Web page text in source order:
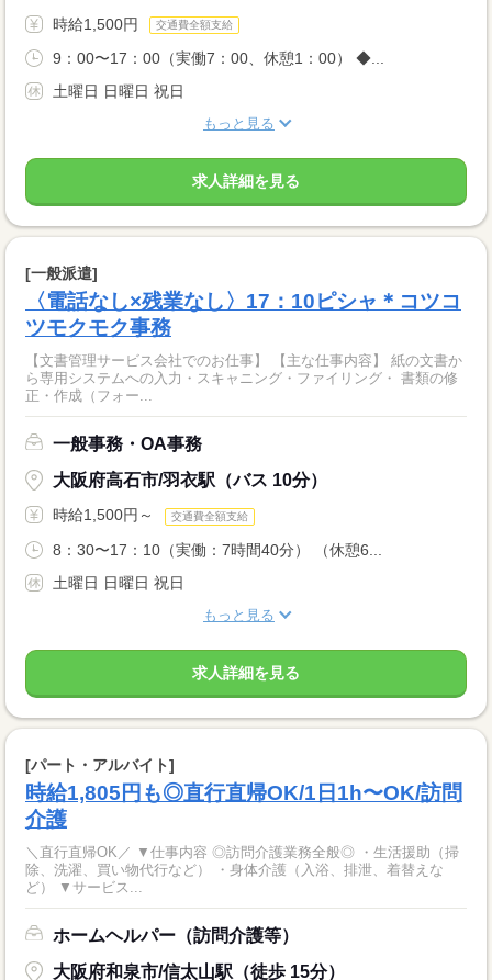
時給1,500円 交通費全額支給
9：00〜17：00（実働7：00、休憩1：00） ◆...
土曜日 日曜日 祝日
もっと見る
求人詳細を見る
[一般派遣]
〈電話なし×残業なし〉17：10ピシャ＊コツコ
ツモクモク事務
【文書管理サービス会社でのお仕事】 【主な仕事内容】 紙の文書か
ら専用システムへの入力・スキャニング・ファイリング・ 書類の修
正・作成（フォー...
一般事務・OA事務
大阪府高石市/羽衣駅（バス 10分）
時給1,500円～ 交通費全額支給
8：30〜17：10（実働：7時間40分） （休憩6...
土曜日 日曜日 祝日
もっと見る
求人詳細を見る
[パート・アルバイト]
時給1,805円も◎直行直帰OK/1日1h〜OK/訪問
介護
＼直行直帰OK／ ▼仕事内容 ◎訪問介護業務全般◎ ・生活援助（掃
除、洗濯、買い物代行など） ・身体介護（入浴、排泄、着替えな
ど） ▼サービス...
ホームヘルパー（訪問介護等）
大阪府和泉市/信太山駅（徒歩 15分）